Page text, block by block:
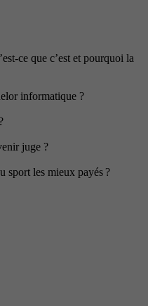
ce que c’est et pourquoi la
informatique ?
juge ?
sport les mieux payés ?